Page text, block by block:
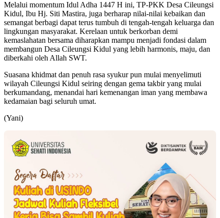
​Melalui momentum Idul Adha 1447 H ini, TP-PKK Desa Cileungsi
Kidul, Ibu Hj. Siti Mastira, juga berharap nilai-nilai kebaikan dan
semangat berbagi dapat terus tumbuh di tengah-tengah keluarga dan
lingkungan masyarakat. Kerelaan untuk berkorban demi
kemaslahatan bersama diharapkan mampu menjadi fondasi dalam
membangun Desa Cileungsi Kidul yang lebih harmonis, maju, dan
diberkahi oleh Allah SWT.
​Suasana khidmat dan penuh rasa syukur pun mulai menyelimuti
wilayah Cileungsi Kidul seiring dengan gema takbir yang mulai
berkumandang, menandai hari kemenangan iman yang membawa
kedamaian bagi seluruh umat.
(Yani)